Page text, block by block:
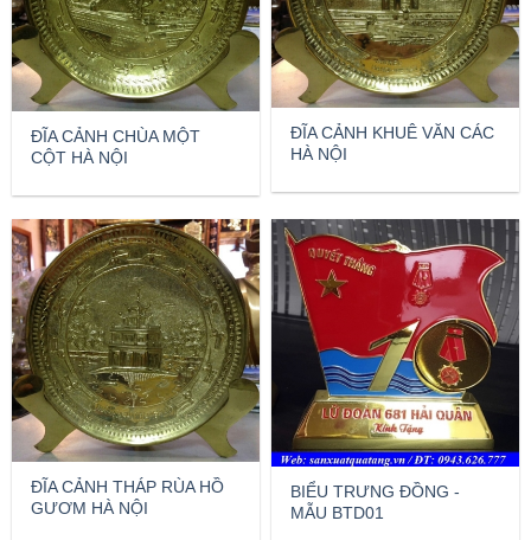
ĐĨA CẢNH CHÙA MỘT
CỘT HÀ NỘI
ĐĨA CẢNH KHUÊ VĂN CÁC
HÀ NỘI
ĐĨA CẢNH THÁP RÙA HỒ
GƯƠM HÀ NỘI
BIỂU TRƯNG ĐỒNG -
MẪU BTD01